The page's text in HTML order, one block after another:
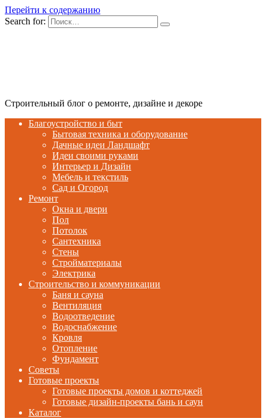
Перейти к содержанию
Search for:
Строительный блог о ремонте, дизайне и декоре
Благоустройство и быт
Бытовая техника и оборудование
Дачные идеи Ландшафт
Идеи своими руками
Интерьер и Дизайн
Мебель и текстиль
Сад и Огород
Ремонт
Окна и двери
Пол
Потолок
Сантехника
Стены
Стройматериалы
Электрика
Строительство и коммуникации
Баня и сауна
Вентиляция
Водоотведение
Водоснабжение
Кровля
Отопление
Фундамент
Советы
Готовые проекты
Готовые проекты домов и коттеджей
Готовые дизайн-проекты бань и саун
Каталог